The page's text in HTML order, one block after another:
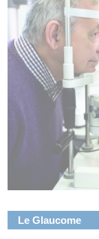
Le Glaucome